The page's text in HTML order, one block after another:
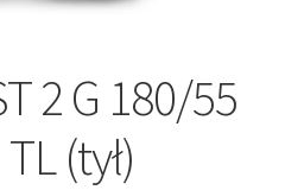
2 G 180/55
(tył)